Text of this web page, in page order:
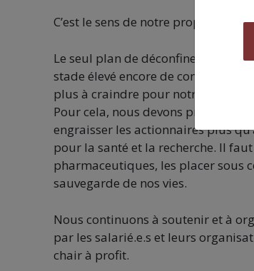
C’est le sens de notre proposition
Le seul plan de déconfinement
stade élevé encore de
plus à craindre pour notre santé à
Pour cela, nous devons proposer
engraisser les actionnaires plus
pour la santé et la recherche. Il
pharmaceutiques, les placer sous
sauvegarde de nos vies.
Nous continuons à soutenir et à
par les salarié.e.s et leurs
chair à profit.